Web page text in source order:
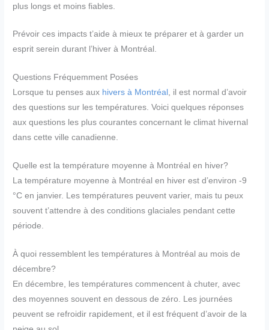
plus longs et moins fiables.
Prévoir ces impacts t’aide à mieux te préparer et à garder un
esprit serein durant l’hiver à Montréal.
Questions Fréquemment Posées
Lorsque tu penses aux hivers à Montréal , il est normal d’avoir
des questions sur les températures. Voici quelques réponses
aux questions les plus courantes concernant le climat hivernal
dans cette ville canadienne.
Quelle est la température moyenne à Montréal en hiver?
La température moyenne à Montréal en hiver est d’environ -9
°C en janvier. Les températures peuvent varier, mais tu peux
souvent t’attendre à des conditions glaciales pendant cette
période.
À quoi ressemblent les températures à Montréal au mois de
décembre?
En décembre, les températures commencent à chuter, avec
des moyennes souvent en dessous de zéro. Les journées
peuvent se refroidir rapidement, et il est fréquent d’avoir de la